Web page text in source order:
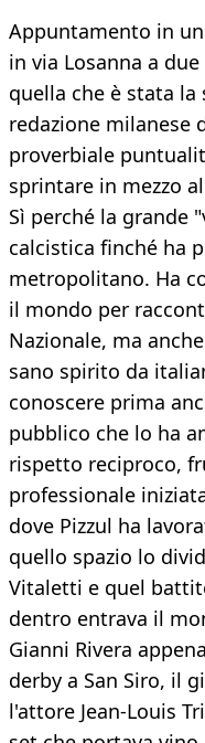
Appuntamento in
in via Losanna a
quella che è stata la
redazione milanese
proverbiale
sprintare in mezzo
Sì perché la grande
calcistica finché ha
metropolitano. Ha
il mondo per
Nazionale, ma
sano spirito da
conoscere prima
pubblico che lo ha
rispetto reciproco,
professionale
dove Pizzul ha
quello spazio lo
Vitaletti e quel
dentro entrava il
Gianni Rivera
derby a San Siro, il
l'attore Jean-Louis